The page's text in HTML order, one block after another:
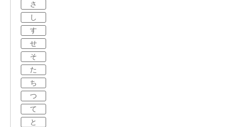
さ
し
す
せ
そ
た
ち
つ
て
と